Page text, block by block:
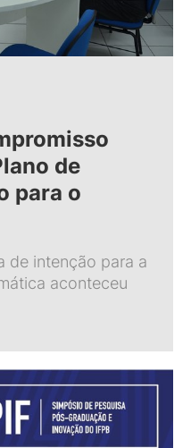
de
para o
de intenção para a
aconteceu